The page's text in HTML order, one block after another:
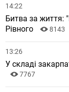
14:22
Битва за життя:
Рівного
8143
13:26
У складі
7767